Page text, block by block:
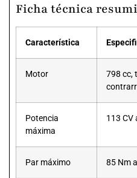
Ficha técnica
Característica
Motor
798 cc,
Potencia
máxima
113 CV
Par máximo 85 Nm